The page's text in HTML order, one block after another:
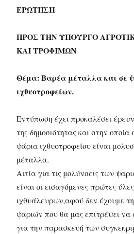
ΕΡΩΤΗΣΗ
ΠΡΟΣ ΤΗΝ ΥΠΟΥΡΓΟ
ΚΑΙ ΤΡΟΦΙΜΩΝ
Θέμα: Βαρέα μέταλλα και σε
ιχθυοτροφείων.
Εντύπωση έχει προκαλέσει
της δημοσιότητας και στην
ψάρια ιχθυοτροφείου είναι
μέταλλα.
Αιτία για τις μολύνσεις των
είναι οι εισαγόμενες πρώτες
ιχθυάλευρων,αφού δεν έχουμε
ψαριών που θα μας επιτρέψει να
για την παρασκευή των